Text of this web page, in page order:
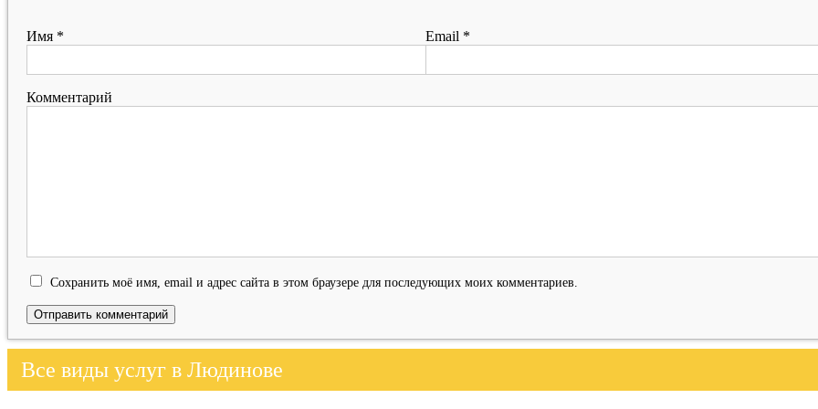
Имя * Email *
Комментарий
Сохранить моё имя, email и адрес сайта в этом браузере для последующих моих комментариев.
Все виды услуг в Людинове